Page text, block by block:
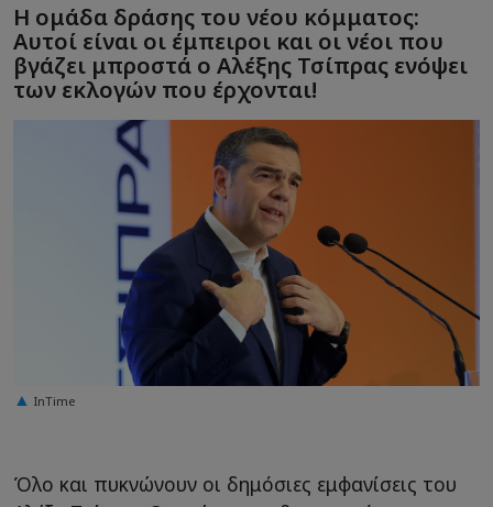
Η ομάδα δράσης του νέου κόμματος:
Αυτοί είναι οι έμπειροι και οι νέοι που
βγάζει μπροστά ο Αλέξης Τσίπρας ενόψει
των εκλογών που έρχονται!
InTime
Όλο και πυκνώνουν οι δημόσιες εμφανίσεις του